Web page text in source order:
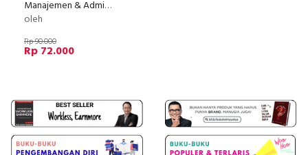
Manajemen & Administrasi Database Menggunakan SQL Server 2000
oleh
Rp 90.000
Rp 72.000